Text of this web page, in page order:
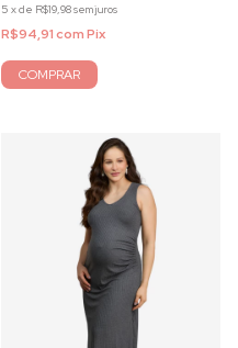
5 xde R$19,98sem juros
R$94,91comPix
COMPRAR